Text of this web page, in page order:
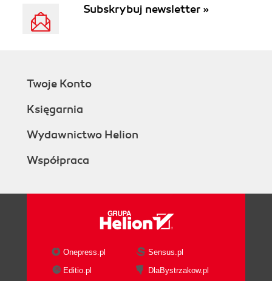
Subskrybuj newsletter »
Twoje Konto
Księgarnia
Wydawnictwo Helion
Współpraca
Onepress.pl
Sensus.pl
Editio.pl
DlaBystrzakow.pl